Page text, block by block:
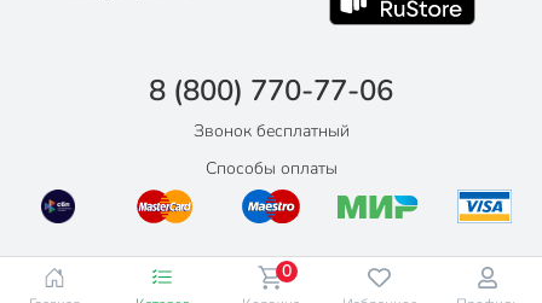
8 (800) 770-77-06
Звонок бесплатный
Способы оплаты
0